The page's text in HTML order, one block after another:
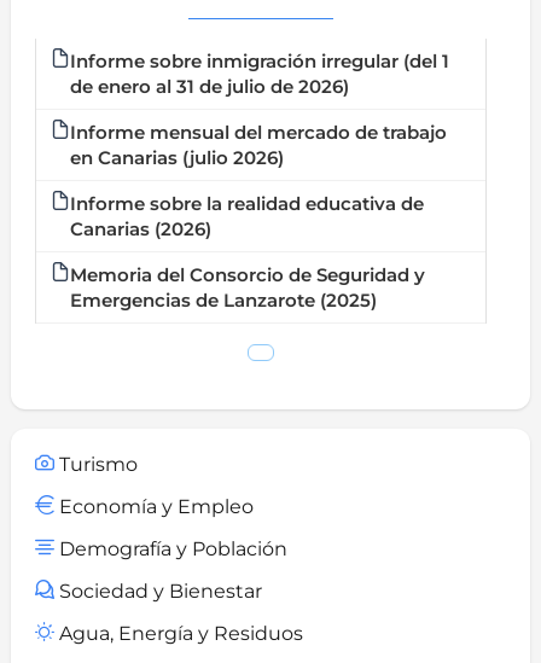
Turismo
Economía y Empleo
Demografía y Población
Sociedad y Bienestar
Agua, Energía y Residuos
Informe sobre inmigración irregular (del 1
de enero al 31 de julio de 2026)
Informe mensual del mercado de trabajo
en Canarias (julio 2026)
Informe sobre la realidad educativa de
Canarias (2026)
Memoria del Consorcio de Seguridad y
Emergencias de Lanzarote (2025)